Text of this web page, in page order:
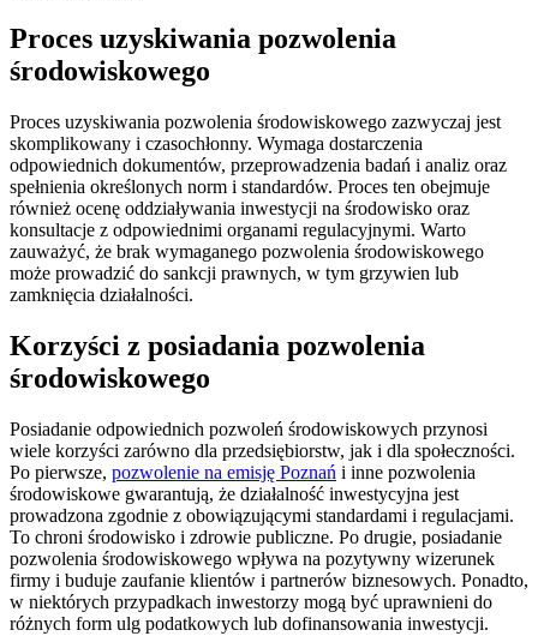
Proces uzyskiwania pozwolenia
środowiskowego
Proces uzyskiwania pozwolenia środowiskowego zazwyczaj jest
skomplikowany i czasochłonny. Wymaga dostarczenia
odpowiednich dokumentów, przeprowadzenia badań i analiz oraz
spełnienia określonych norm i standardów. Proces ten obejmuje
również ocenę oddziaływania inwestycji na środowisko oraz
konsultacje z odpowiednimi organami regulacyjnymi. Warto
zauważyć, że brak wymaganego pozwolenia środowiskowego
może prowadzić do sankcji prawnych, w tym grzywien lub
zamknięcia działalności.
Korzyści z posiadania pozwolenia
środowiskowego
Posiadanie odpowiednich pozwoleń środowiskowych przynosi
wiele korzyści zarówno dla przedsiębiorstw, jak i dla społeczności.
Po pierwsze, pozwolenie na emisję Poznań i inne pozwolenia
środowiskowe gwarantują, że działalność inwestycyjna jest
prowadzona zgodnie z obowiązującymi standardami i regulacjami.
To chroni środowisko i zdrowie publiczne. Po drugie, posiadanie
pozwolenia środowiskowego wpływa na pozytywny wizerunek
firmy i buduje zaufanie klientów i partnerów biznesowych. Ponadto,
w niektórych przypadkach inwestorzy mogą być uprawnieni do
różnych form ulg podatkowych lub dofinansowania inwestycji.